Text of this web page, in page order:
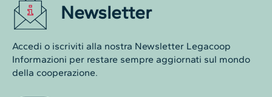
Newsletter
Accedi o iscriviti alla nostra Newsletter Legacoop
Informazioni per restare sempre aggiornati sul mondo
della cooperazione.